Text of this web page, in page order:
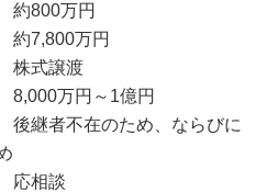
800万円
万円
式譲渡
万円～1億円
不在のため、ならびに
相談